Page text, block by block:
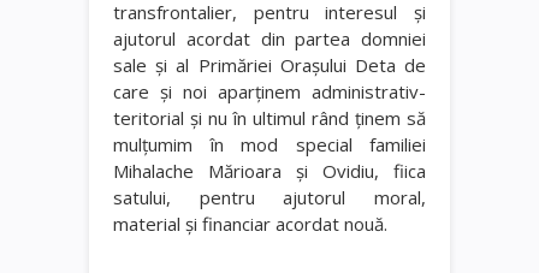
transfrontalier, pentru interesul şi
ajutorul acordat din partea domniei
sale şi al Primăriei Oraşului Deta de
care şi noi aparţinem administrativ-
teritorial şi nu în ultimul rând ţinem să
mulţumim în mod special familiei
Mihalache Mărioara şi Ovidiu, fiica
satului, pentru ajutorul moral,
material şi financiar acordat nouă.